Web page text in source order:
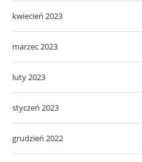
kwiecień 2023
marzec 2023
luty 2023
styczeń 2023
grudzień 2022